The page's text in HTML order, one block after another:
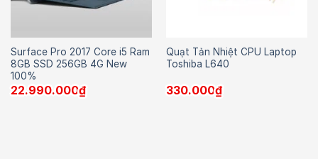
Surface Pro 2017 Core i5 Ram
8GB SSD 256GB 4G New
100%
22.990.000₫
Quạt Tản Nhiệt CPU Laptop
Toshiba L640
330.000₫